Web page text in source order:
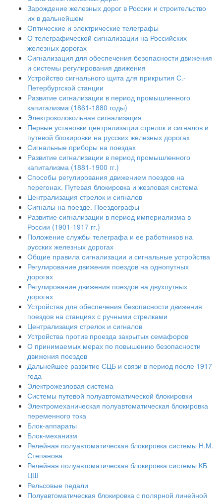
Зарождение железных дорог в России и строительство
их в дальнейшем
Оптические и электрические телеграфы
О телеграфической сигнализации на Российских
железных дорогах
Сигнализация для обеспечения безопасности движения
и системы регулирования движения
Устройство сигнального щита для прикрытия С.-
Петербургской станции
Развитие сигнализации в период промышленного
капитализма (1861-1880 годы)
Электроколокольная сигнализация
Первые установки централизации стрелок и сигналов и
путевой блокировки на русских железных дорогах
Сигнальные приборы на поездах
Развитие сигнализации в период промышленного
капитализма (1881-1900 гг.)
Способы регулирования движением поездов на
перегонах. Путевая блокировка и жезловая система
Централизация стрелок и сигналов
Сигналы на поезде. Поездографы
Развитие сигнализации в период империализма в
России (1901-1917 гг.)
Положение службы телеграфа и ее работников на
русских железных дорогах
Общие правила сигнализации и сигнальные устройства
Регулирование движения поездов на однопутных
дорогах
Регулирование движения поездов на двухпутных
дорогах
Устройства для обеспечения безопасности движения
поездов на станциях с ручными стрелками
Централизация стрелок и сигналов
Устройства против проезда закрытых семафоров
О принимаемых мерах по повышению безопасности
движения поездов
Дальнейшее развитие СЦБ и связи в период после 1917
года
Электрожезловая система
Системы путевой полуавтоматической блокировки
Электромеханическая полуавтоматическая блокировка
переменного тока
Блок-аппараты
Блок-механизм
Релейная полуавтоматическая блокировка системы Н.М.
Степанова
Релейная полуавтоматическая блокировка системы КБ
ЦШ
Рельсовые педали
Полуавтоматическая блокировка с полярной линейной